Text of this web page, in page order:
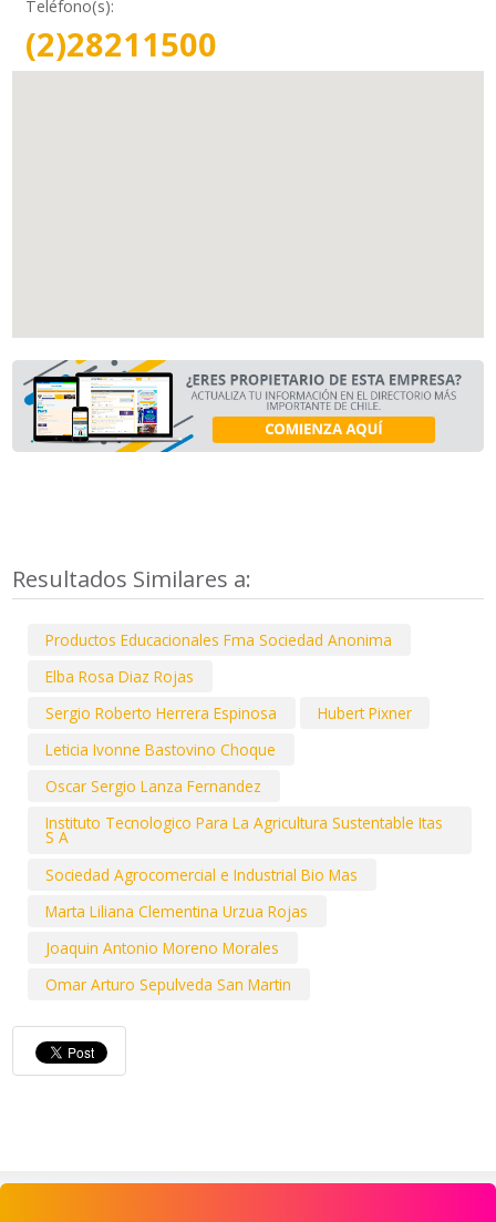
Teléfono(s):
(2)28211500
Resultados Similares a:
Productos Educacionales Fma Sociedad Anonima
Elba Rosa Diaz Rojas
Sergio Roberto Herrera Espinosa
Hubert Pixner
Leticia Ivonne Bastovino Choque
Oscar Sergio Lanza Fernandez
Instituto Tecnologico Para La Agricultura Sustentable Itas
S A
Sociedad Agrocomercial e Industrial Bio Mas
Marta Liliana Clementina Urzua Rojas
Joaquin Antonio Moreno Morales
Omar Arturo Sepulveda San Martin